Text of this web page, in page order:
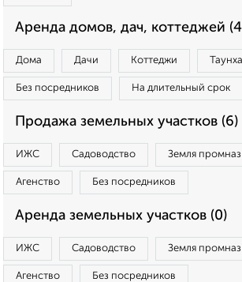
Аренда домов, дач, коттеджей
Дома Дачи Коттеджи
Без посредников На длительный срок
Продажа земельных участков (6)
ИЖС Садоводство Земля
Агенство Без посредников
Аренда земельных участков (0)
ИЖС Садоводство Земля
Агенство Без посредников